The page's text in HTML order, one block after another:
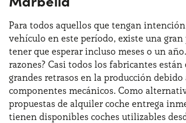
Para todos aquellos que tengan
vehículo en este período, existe una
tener que esperar incluso meses o un
razones? Casi todos los fabricantes
grandes retrasos en la producción debido
componentes mecánicos. Como
propuestas de alquiler coche entrega
tienen disponibles coches utilizables